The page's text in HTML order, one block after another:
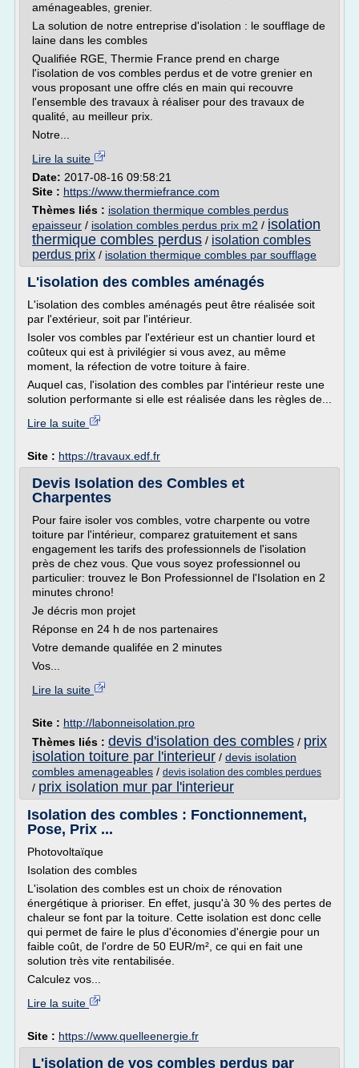
aménageables, grenier.
La solution de notre entreprise d'isolation : le soufflage de
laine dans les combles
Qualifiée RGE, Thermie France prend en charge
l'isolation de vos combles perdus et de votre grenier en
vous proposant une offre clés en main qui recouvre
l'ensemble des travaux à réaliser pour des travaux de
qualité, au meilleur prix.
Notre...
Lire la suite
Date: 2017-08-16 09:58:21
Site : https://www.thermiefrance.com
Thèmes liés : isolation thermique combles perdus
epaisseur / isolation combles perdus prix m2 / isolation
thermique combles perdus / isolation combles
perdus prix / isolation thermique combles par soufflage
L'isolation des combles aménagés
L'isolation des combles aménagés peut être réalisée soit
par l'extérieur, soit par l'intérieur.
Isoler vos combles par l'extérieur est un chantier lourd et
coûteux qui est à privilégier si vous avez, au même
moment, la réfection de votre toiture à faire.
Auquel cas, l'isolation des combles par l'intérieur reste une
solution performante si elle est réalisée dans les règles de...
Lire la suite
Site : https://travaux.edf.fr
Devis Isolation des Combles et
Charpentes
Pour faire isoler vos combles, votre charpente ou votre
toiture par l'intérieur, comparez gratuitement et sans
engagement les tarifs des professionnels de l'isolation
près de chez vous. Que vous soyez professionnel ou
particulier: trouvez le Bon Professionnel de l'Isolation en 2
minutes chrono!
Je décris mon projet
Réponse en 24 h de nos partenaires
Votre demande qualifée en 2 minutes
Vos...
Lire la suite
Site : http://labonneisolation.pro
Thèmes liés : devis d'isolation des combles / prix
isolation toiture par l'interieur / devis isolation
combles amenageables / devis isolation des combles perdues
/ prix isolation mur par l'interieur
Isolation des combles : Fonctionnement,
Pose, Prix ...
Photovoltaïque
Isolation des combles
L'isolation des combles est un choix de rénovation
énergétique à prioriser. En effet, jusqu'à 30 % des pertes de
chaleur se font par la toiture. Cette isolation est donc celle
qui permet de faire le plus d'économies d'énergie pour un
faible coût, de l'ordre de 50 EUR/m², ce qui en fait une
solution très vite rentabilisée.
Calculez vos...
Lire la suite
Site : https://www.quelleenergie.fr
L'isolation de vos combles perdus par